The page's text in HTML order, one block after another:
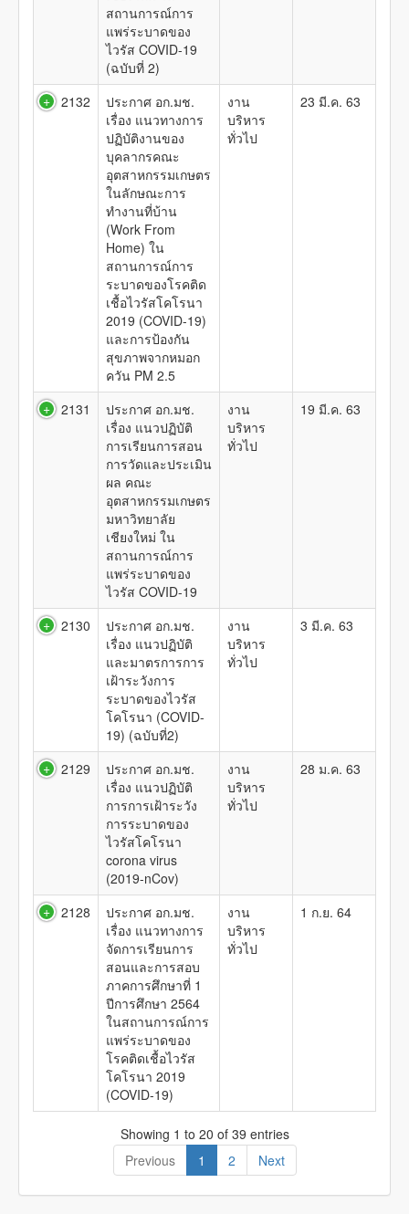
สถานการณ์การ
แพร่ระบาดของ
ไวรัส COVID-19
(ฉบับที่ 2)
2132
ประกาศ อก.มช.
เรื่อง แนวทางการ
ปฏิบัติงานของ
บุคลากรคณะ
อุตสาหกรรมเกษตร
ในลักษณะการ
ทำงานที่บ้าน
(Work From
Home) ใน
สถานการณ์การ
ระบาดของโรคติด
เชื้อไวรัสโคโรนา
2019 (COVID-19)
และการป้องกัน
สุขภาพจากหมอก
ควัน PM 2.5
งาน
บริหาร
ทั่วไป
23 มี.ค. 63
2131
ประกาศ อก.มช.
เรื่อง แนวปฏิบัติ
การเรียนการสอน
การวัดและประเมิน
ผล คณะ
อุตสาหกรรมเกษตร
มหาวิทยาลัย
เชียงใหม่ ใน
สถานการณ์การ
แพร่ระบาดของ
ไวรัส COVID-19
งาน
บริหาร
ทั่วไป
19 มี.ค. 63
2130
ประกาศ อก.มช.
เรื่อง แนวปฏิบัติ
และมาตรการการ
เฝ้าระวังการ
ระบาดของไวรัส
โคโรนา (COVID-
19) (ฉบับที่2)
งาน
บริหาร
ทั่วไป
3 มี.ค. 63
2129
ประกาศ อก.มช.
เรื่อง แนวปฏิบัติ
การการเฝ้าระวัง
การระบาดของ
ไวรัสโคโรนา
corona virus
(2019-nCov)
งาน
บริหาร
ทั่วไป
28 ม.ค. 63
2128
ประกาศ อก.มช.
เรื่อง แนวทางการ
จัดการเรียนการ
สอนและการสอบ
ภาคการศึกษาที่ 1
ปีการศึกษา 2564
ในสถานการณ์การ
แพร่ระบาดของ
โรคติดเชื้อไวรัส
โคโรนา 2019
(COVID-19)
งาน
บริหาร
ทั่วไป
1 ก.ย. 64
Showing 1 to 20 of 39 entries
Previous
1 2 Next